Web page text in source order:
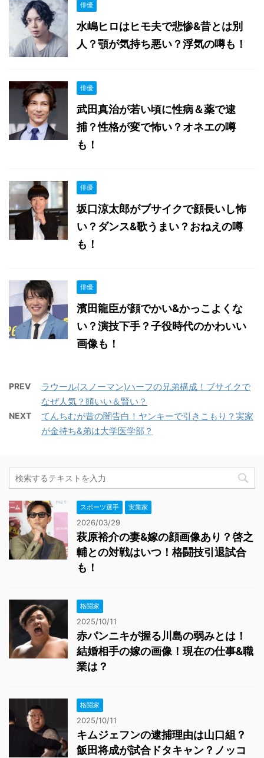
俳優
水嶋ヒロはヒモ夫で悲惨&昔とは別
人？顎が気持ち悪い？浮気の噂も！
俳優
武田真治が若い頃に性病＆薬で逮
捕？性格が変で怖い？オネエの噂
も！
俳優
坂口涼太郎がブサイクで顔長いし怖
い？ダンス&歌うまい？おねえの噂
も！
俳優
濱田龍臣が顔でかい&かっこよくな
い？演技下手？子役時代のかわいい
画像も！
PREV
ラウール(スノーマン)ハーフの兄弟構成！ブサイクで
なぜ人気？頭いい＆賢い？
NEXT
てんちむが昔の闇告白！ヤンキーで引きこもり？実家
が金持ち&弟は大学医学部？
スポーツ選手 実業家
2026/03/29
萩原裕介の妻&嫁の顔画像あり？啓之
輔との対戦はいつ！格闘技引退試合
も！
格闘家
2025/10/11
赤パンニキが握る川島の弱みとは！
結婚相手の嫁の画像！現在の仕事&職
業は？
格闘家
2025/10/11
キムジェフンの逮捕理由は山口組？
飯田将成が試合ドタキャン？ノッコ